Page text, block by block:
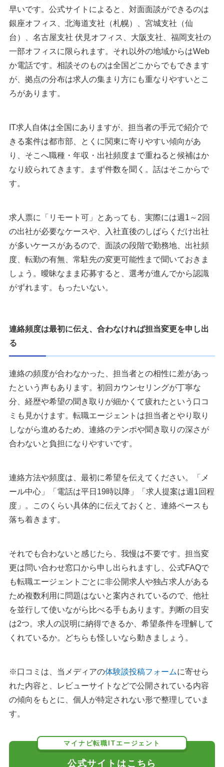
早いです。公式サイトによると、対面面談ができるのは
銀座オフィス、北海道支社（札幌）、宮城支社（仙
台）、名古屋支社 伏見オフィス、大阪支社、福岡支社の
一部オフィスに限られます。それ以外の地域からはWeb
か電話です。相談そのものは全国どこからでもできます
が、拠点の分布は求人の集まり方にも重なりやすいとこ
ろがあります。
IT求人自体は全国にありますが、担当者の手元で紹介で
きる案件は都市部、とくに関東に寄りやすい傾向があ
り、そこへ職種・年収・出社頻度まで重ねると候補はか
なり絞られてきます。まず件数を聞く。話はそこからで
す。
求人票に「リモート可」とあっても、実際には週1～2回
の出社が必要なケースや、入社直後のしばらくだけ出社
が多いケースがあるので、面談の段階で勤務地、出社頻
度、転勤の有無、常駐先の変更可能性まで聞いておきま
しょう。曖昧なまま応募すると、選考が進んでから認識
がずれます。もったいない。
連絡頻度は最初に伝え、合わなければ担当変更を申し出
る
連絡の頻度が合わなかった、担当者との相性に差があっ
たという声もあります。初回カウンセリングが丁寧な
分、経歴や希望の聞き取りが細かくて疲れたという口コ
ミも見かけます。転職エージェントは担当者とやり取り
しながら進めるため、連絡のテンポや聞き取りの深さが
合わないと負担になりやすいです。
連絡方法や頻度は、最初に希望を伝えてください。「メ
ール中心」「電話は平日19時以降」「求人提案は週1回程
度」。このくらい具体的に伝えておくと、連絡ペースも
落ち着きます。
それでも合わないと感じたら、我慢は不要です。担当変
更は問い合わせ窓口から申し出られますし、公式FAQで
も転職エージェントごとに非公開求人や独占求人がある
ため複数利用に問題はないと案内されているので、他社
を並行して使いながら比べる手もあります。判断の目安
は2つ。求人の説明に納得できるか、希望条件を理解して
くれているか。どちらも怪しいなら動きましょう。
※口コミは、当メディアの体験談投稿フォームに寄せら
れた内容と、レビューサイトなどで公開されている内容
の傾向をもとに、個人が特定されない形で整理していま
す。
マイナビ転職ITエージェント
公式サイトはこちら